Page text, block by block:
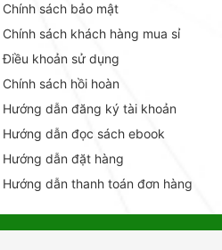
Chính sách bảo mật
Chính sách khách hàng mua sỉ
Điều khoản sử dụng
Chính sách hồi hoàn
Hướng dẫn đăng ký tài khoản
Hướng dẫn đọc sách ebook
Hướng dẫn đặt hàng
Hướng dẫn thanh toán đơn hàng